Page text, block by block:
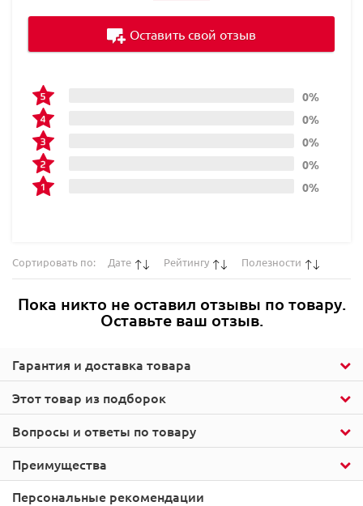
Этот товар из подборок
Гарантия и доставка товара
0%
0%
0%
0%
0%
Оставить свой отзыв
Сортировать по: Дате Рейтингу Полезности
Пока никто не оставил отзывы по товару.
Оставьте ваш отзыв.
Вопросы и ответы по товару
Преимущества
Персональные рекомендации